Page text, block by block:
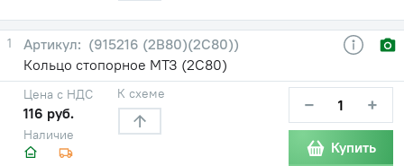
1
(915216 (2В80)(2С80))
Кольцо стопорное МТЗ (2С80)
Наличие
Цена с НДС
116 руб.
К схеме − +
Купить